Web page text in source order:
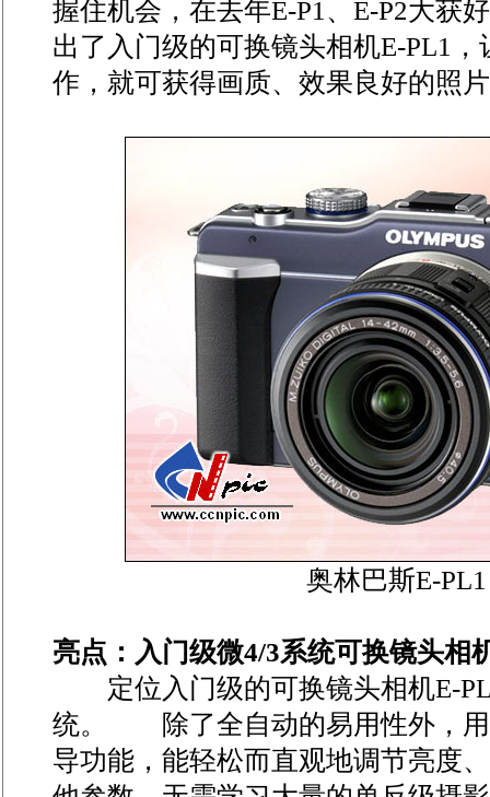
握住机会，在去年E-P1、E-P2大获
出了入门级的可换镜头相机E-PL1
作，就可获得画质、效果良好的照
奥林巴斯E-
亮点：入门级微4/3系统可换镜头相
定位入门级的可换镜头相机E-PL
统。 除了全自动的易用性外，用
导功能，能轻松而直观地调节亮度